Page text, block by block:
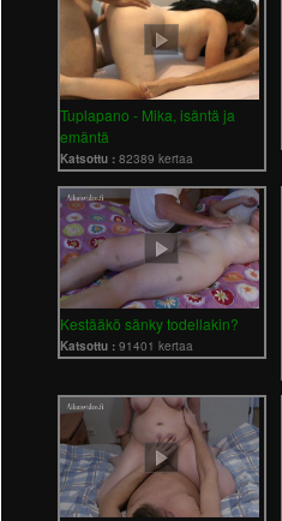
Tuplapano - Mika, isäntä ja
emäntä
Katsottu :82389 kertaa
Kestääkö sänky todellakin?
Katsottu :91401 kertaa